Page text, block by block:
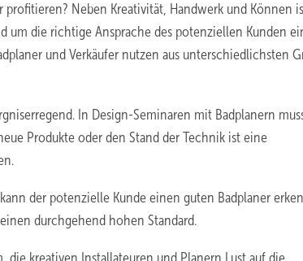
Neben Kreativität, Handwerk und Können
um die richtige Ansprache des potenziellen Kunden
und Verkäufer nutzen aus unterschiedlichsten
In Design-Seminaren mit Badplanern
Produkte oder den Stand der Technik ist eine
der potenzielle Kunde einen guten Badplaner
durchgehend hohen Standard.
kreativen Installateuren und Planern Lust auf die